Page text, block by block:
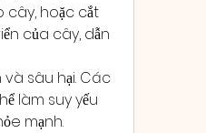
cây, hoặc cắt
của cây, dẫn
sâu hại. Các
làm suy yếu
mạnh.